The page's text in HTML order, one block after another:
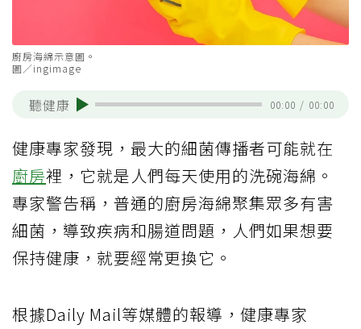
廚房海綿示意圖。
圖／ingimage
聽健康 00:00 / 00:00
健康專家發現，最大的細菌傳播者可能就在
廚房裡，它就是人們每天使用的洗碗海綿。
專家警告稱，普通的廚房海綿聚集眾多有害
細菌，導致疾病和腸道問題，人們如果想要
保持健康，就要經常更換它。
根據Daily Mail等媒體的報導，健康專家